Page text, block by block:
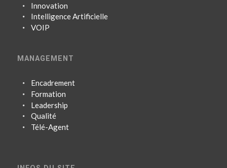
Innovation
Intelligence Artificielle
VOIP
MANAGEMENT
Encadrement
Formation
Leadership
Qualité
Télé-Agent